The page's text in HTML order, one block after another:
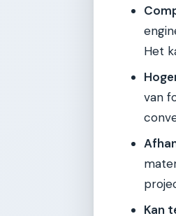
Het
van
Kan